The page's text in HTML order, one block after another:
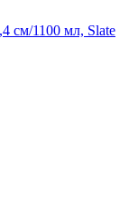
см/1100 мл, Slate